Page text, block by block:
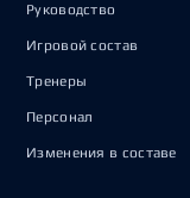
Руководство
Игровой состав
Тренеры
Персонал
Изменения в составе